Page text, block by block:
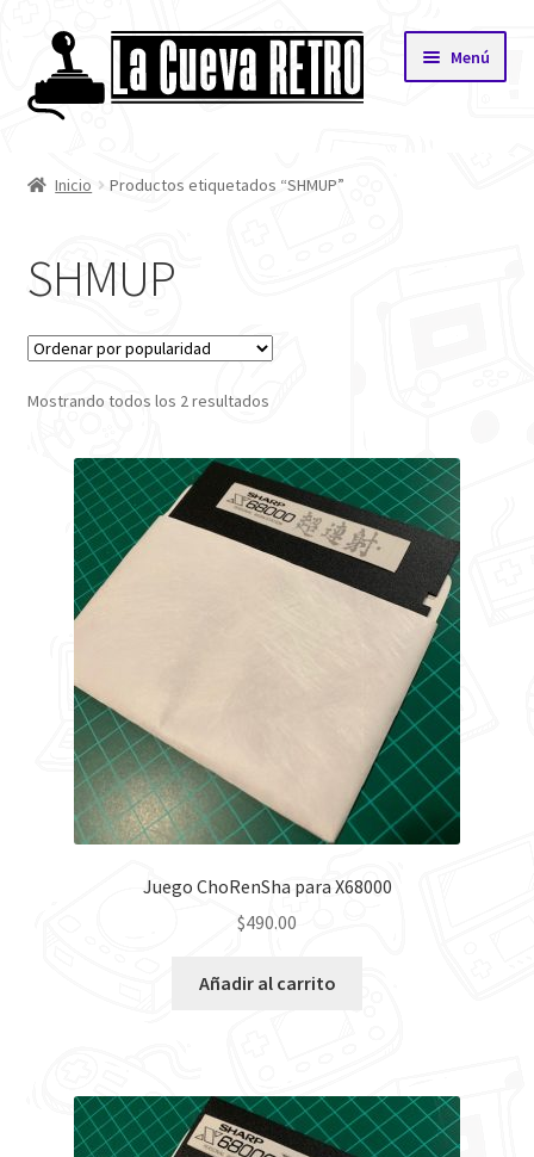
Saltar
navegación
contenido
Menú
Mi cuenta
Carrito
Finalizar compra
Privacidad
Quiénes Somos
Contáctanos
Inicio Productos etiquetados “SHMUP”
SHMUP
Mostrando todos los 2 resultados
Juego ChoRenSha para X68000
$490.00
Añadir al carrito